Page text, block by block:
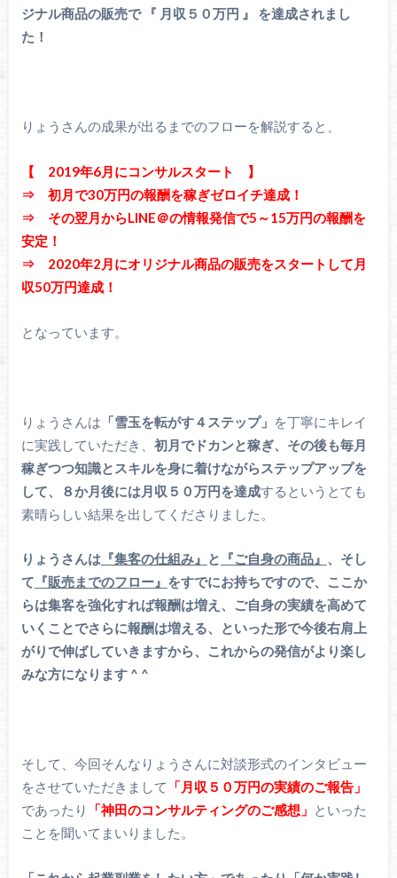
ジナル商品の販売で 『 月収５０万円 』 を達成されまし
た！
りょうさんの成果が出るまでのフローを解説すると、
【 2019年6月にコンサルスタート 】
⇒ 初月で30万円の報酬を稼ぎゼロイチ達成！
⇒ その翌月からLINE＠の情報発信で5～15万円の報酬を
安定！
⇒ 2020年2月にオリジナル商品の販売をスタートして月
収50万円達成！
となっています。
りょうさんは 「雪玉を転がす４ステップ」 を丁寧にキレイ
に実践していただき、 初月でドカンと稼ぎ、その後も毎月
稼ぎつつ知識とスキルを身に着けながらステップアップを
して、８か月後には月収５０万円を達成するというとても
素晴らしい結果を出してくださりました。
りょうさんは 『集客の仕組み』 と 『ご自身の商品』 、そし
て 『販売までのフロー』 をすでにお持ちですので、ここか
らは集客を強化すれば報酬は増え、ご自身の実績を高めて
いくことでさらに報酬は増える、といった形で今後右肩上
がりで伸ばしていきますから、これからの発信がより楽し
みな方になります ^ ^
そして、今回そんなりょうさんに対談形式のインタビュー
をさせていただきまして 「月収５０万円の実績のご報告」
であったり
「神田のコンサルティングのご感想」 といった
ことを聞いてまいりました。